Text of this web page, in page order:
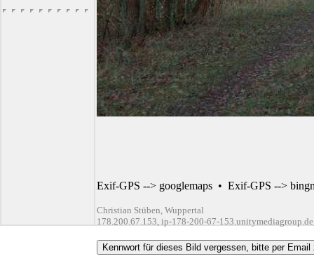
Exif-GPS --> googlemaps • Exif-GPS -->
Christian Stüben, Wuppertal
178.200.67.153, ip-178-200-67-